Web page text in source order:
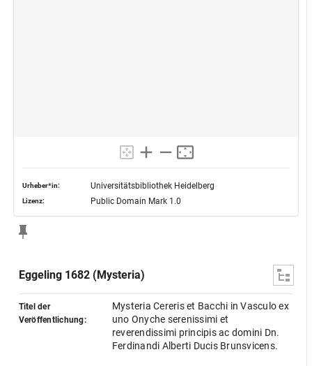
Urheber*in: Universitätsbibliothek Heidelberg
Lizenz: Public Domain Mark 1.0
Eggeling 1682 (Mysteria)
Titel der
Veröffentlichung:
Mysteria Cereris et Bacchi in Vasculo ex
uno Onyche serenissimi et
reverendissimi principis ac domini Dn.
Ferdinandi Alberti Ducis Brunsvicens.